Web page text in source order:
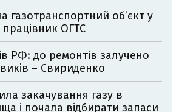
газотранспортний об’єкт у
працівник ОГТС
РФ: до ремонтів залучено
– Свириденко
закачування газу в
і почала відбирати запаси